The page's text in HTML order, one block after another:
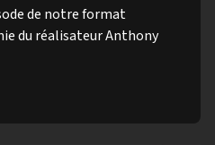
de notre format
du réalisateur Anthony